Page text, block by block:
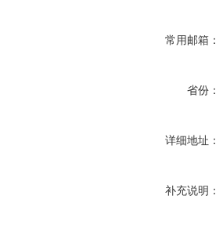
常用邮箱：
省份：
详细地址：
补充说明：